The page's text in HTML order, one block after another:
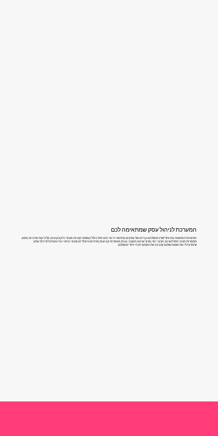
המערכת לניהול עסק שמתאימה לכם
המערכת הותאמה במיוחד לצרכים של מגוון רחב של עסקים בתחומי היופי והטיפול, כולל קוסמטיקאיות, סטודיו לקעקועים, קליניקות פרטיות, ספא,
מספרות, מכוני הסרת שיער, מכוני יופי, מכוני שיזוף, מעצבי גבות, מאפרות קבועות, מרכזים טיפוליים ומכוני עיסוי. זוהי מערכת לניהול עסק
ש"מדברת" את השפה שלכם ומבינה את האתגרים הייחודיים שלכם.